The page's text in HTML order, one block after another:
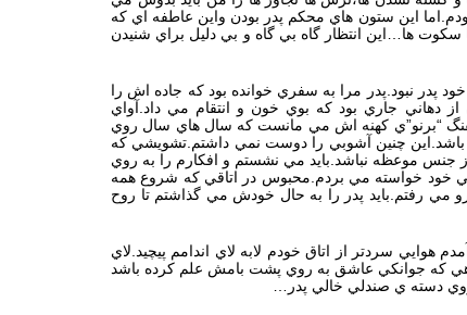
اين ستون هاي محكم پدر بودن واين عاطفه اي كه
ها…اين انتظار گاه بي گاه و بي دليل براي شنيدن
پدر نبود.پدر مرا به سفري خوانده بود كه جاده اش را
دهاني جاري بود كه بوي خون و انتقام مي داد.آواي
“برنو”ي كهنه اش مي مانست كه سال هاي سال روي
باشد.اين چنين آشوبي را دوست نمي داشتم.تشويشي كه
موعظه نباشد.بايد مي نشستم و افكارم را به روي
خود خواسته مي بردم.محبوس در اتاقي كه شروع همه
مي رفتم.بايد پدر را به حال خودش مي گذاشتم تا روح
هوايي سردتر از اتاق خودم لابه لاي اندامم پيچيد.لاي
چاهي كه جوانكي عاشق به روي پشت بامش علم كرده باشد
دسته ي صندلي خالي پدر…